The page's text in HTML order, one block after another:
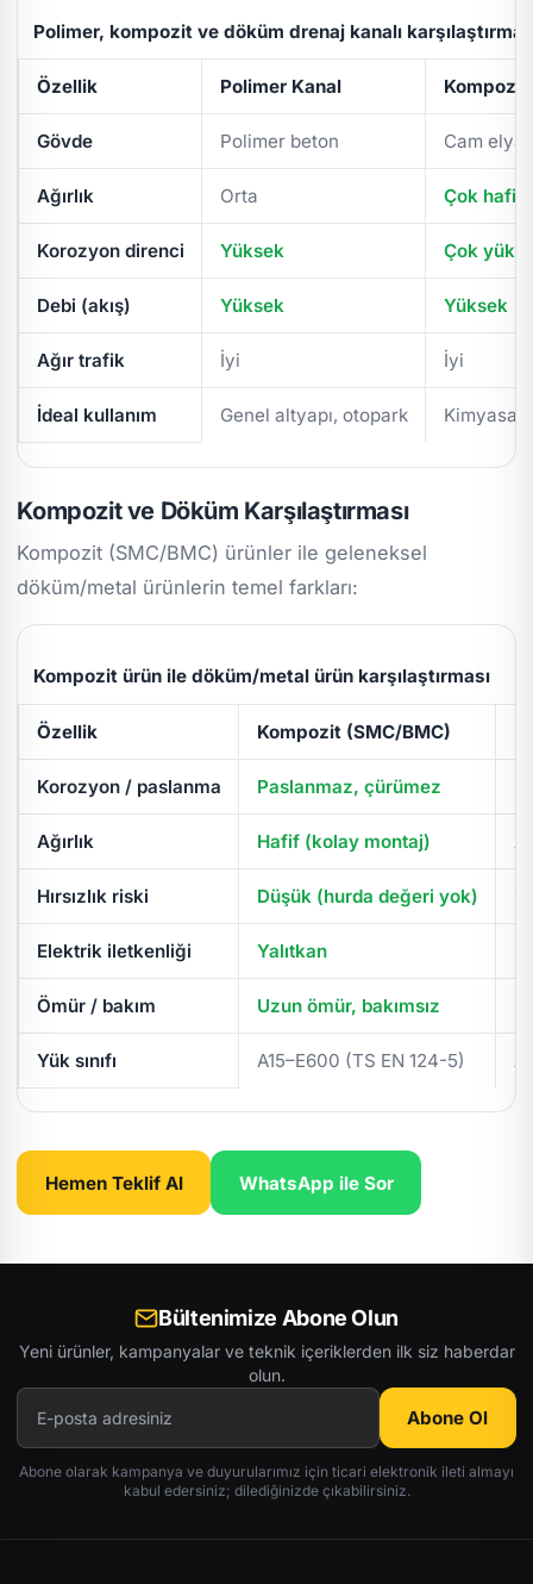
Polimer, kompozit ve döküm drenaj kanalı
Özellik Polimer Kanal Kompozit
Gövde Polimer beton Cam
Ağırlık Orta Çok hafif
Korozyon direnci Yüksek Çok
Debi (akış) Yüksek Yüksek
Ağır trafik İyi İyi
İdeal kullanım Genel altyapı, otopark
Kompozit ve Döküm Karşılaştırması
Kompozit (SMC/BMC) ürünler ile geleneksel
döküm/metal ürünlerin temel farkları:
Kompozit ürün ile döküm/metal ürün karşılaştırması
Özellik Kompozit (SMC/BMC)
Korozyon / paslanma Paslanmaz, çürümez
Ağırlık Hafif (kolay montaj)
Hırsızlık riski Düşük (hurda değeri yok)
Elektrik iletkenliği Yalıtkan
Ömür / bakım Uzun ömür, bakımsız
Yük sınıfı A15–E600 (TS EN 124-5)
Hemen Teklif Al WhatsApp ile Sor
Bültenimize Abone Olun
Yeni ürünler, kampanyalar ve teknik içeriklerden ilk siz haberdar
olun.
Abone Ol
Abone olarak kampanya ve duyurularımız için ticari elektronik ileti almayı
kabul edersiniz; dilediğinizde çıkabilirsiniz.